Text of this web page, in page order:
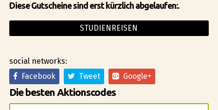
Diese Gutscheine sind erst kürzlich abgelaufen:.
STUDIENREISEN
social networks:
Facebook
Tweet Google+
Die besten Aktionscodes